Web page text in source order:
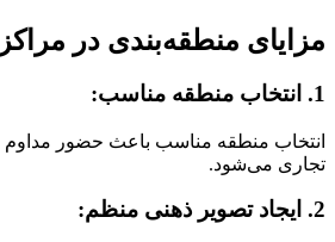
مزایای منطقه‌بندی در
1. انتخاب منطقه مناسب:
انتخاب منطقه مناسب باعث حضور مداوم
تجاری می‌شود.
2. ایجاد تصویر ذهنی منظم: